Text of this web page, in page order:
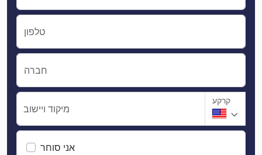
טלפון
חברה
מיקוד ויישוב
קרקע
אני סוחר